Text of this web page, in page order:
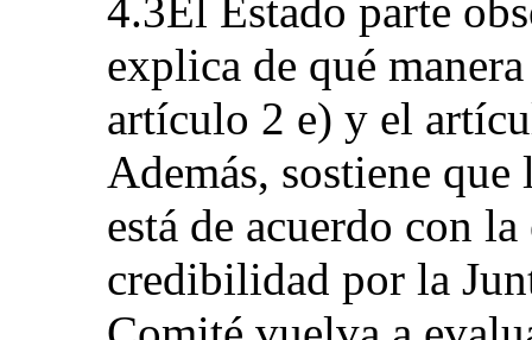
4.3El Estado parte
explica de qué
artículo 2 e) y el
Además, sostiene
está de acuerdo con
credibilidad por la